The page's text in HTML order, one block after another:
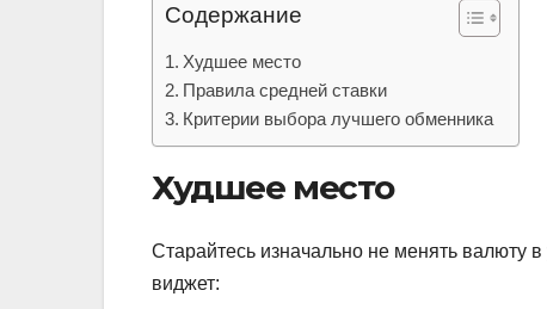
Содержание
Худшее место
Правила средней ставки
Критерии выбора лучшего обменника
Худшее место
Старайтесь изначально не менять валюту
виджет: